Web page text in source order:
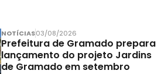
NOTÍCIAS03/08/2026
Prefeitura de Gramado prepara
lançamento do projeto Jardins
de Gramado em setembro